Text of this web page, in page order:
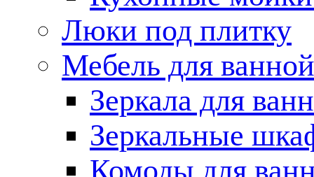
Люки под плитку
Мебель для
Зеркала для
Зеркальные
Комоды для